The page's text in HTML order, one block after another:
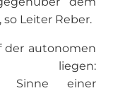
Leiter Reber.
der autonomen
liegen:
Sinne einer